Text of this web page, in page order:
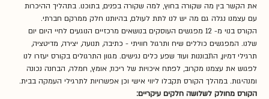
את הקשר בין מה שקורה בחוץ, למה שקורה בפנים, בתוכנו. בתהליך ההיכרות
עם עצמנו נגלה גם מה יש לנו לתת לעולם, בהיותנו חלק ממרקם חברתי.
הקורס בנוי מ- 12 מפגשים העוסקים בנושאים מרכזיים הנוגעים לחיי היום יום
שלנו. המפגשים כוללים שיח ותרגול חוויתי - כתיבה, תנועה, יצירה, מדיטציה,
תרגילי דמיון, התבוננות ועוד שפע כלים נגישים. מגוון התרגולים בקורס יעזרו לנו
לפגוש את עצמנו מקרוב, לפתח איכויות של ריכוז, אומץ, חמלה, הבחנה נכונה
ומנהיגות. במהלך הקורס תקבלו ליווי אישי וכן אפשרויות לתרגילי העמקה בבית.
הקורס מחולק לשלושה חלקים עיקריים: